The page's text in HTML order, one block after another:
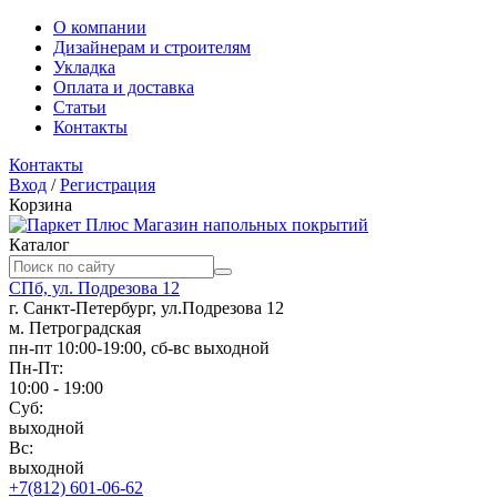
О компании
Дизайнерам и строителям
Укладка
Оплата и доставка
Статьи
Контакты
Контакты
Вход /Регистрация
Корзина
Магазин напольных покрытий
Каталог
СПб, ул. Подрезова 12
г. Санкт-Петербург, ул.Подрезова 12
м. Петроградская
пн-пт 10:00-19:00, сб-вс выходной
Пн-Пт:
10:00 - 19:00
Суб:
выходной
Вс:
выходной
+7(812) 601-06-62